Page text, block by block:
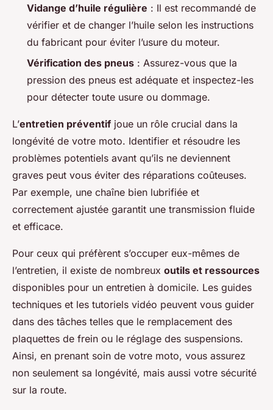
Vidange d’huile régulière : Il est recommandé de
vérifier et de changer l’huile selon les instructions
du fabricant pour éviter l’usure du moteur.
Vérification des pneus : Assurez-vous que la
pression des pneus est adéquate et inspectez-les
pour détecter toute usure ou dommage.
L’entretien préventif joue un rôle crucial dans la
longévité de votre moto. Identifier et résoudre les
problèmes potentiels avant qu’ils ne deviennent
graves peut vous éviter des réparations coûteuses.
Par exemple, une chaîne bien lubrifiée et
correctement ajustée garantit une transmission fluide
et efficace.
Pour ceux qui préfèrent s’occuper eux-mêmes de
l’entretien, il existe de nombreux outils et ressources
disponibles pour un entretien à domicile. Les guides
techniques et les tutoriels vidéo peuvent vous guider
dans des tâches telles que le remplacement des
plaquettes de frein ou le réglage des suspensions.
Ainsi, en prenant soin de votre moto, vous assurez
non seulement sa longévité, mais aussi votre sécurité
sur la route.